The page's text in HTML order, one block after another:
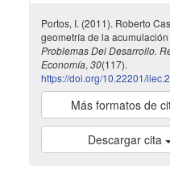
Portos, I. (2011). Roberto
geometría de la
Problemas Del Desarrollo.
Economía, 30(117).
https://doi.org/10.22201/
Más formatos de
Descargar cita